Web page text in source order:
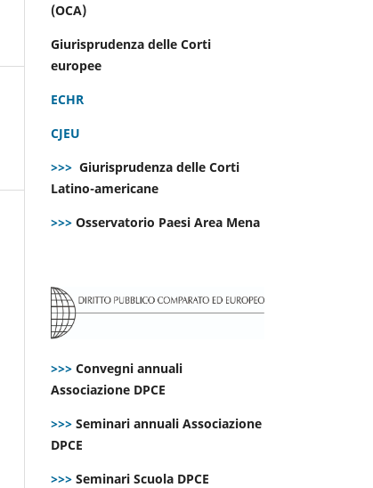
(OCA)
Giurisprudenza delle Corti
europee
ECHR
CJEU
>>> Giurisprudenza delle Corti
Latino-americane
>>> Osservatorio Paesi Area Mena
>>> Convegni annuali
Associazione DPCE
>>> Seminari annuali Associazione
DPCE
>>> Seminari Scuola DPCE